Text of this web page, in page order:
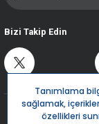
Bizi Takip Edin